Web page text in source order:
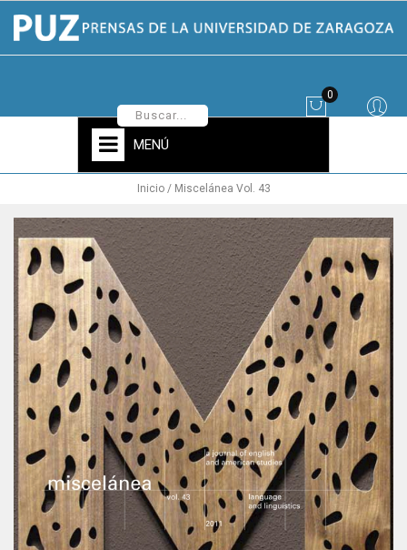
0
MENÚ
Inicio Miscelánea Vol. 43